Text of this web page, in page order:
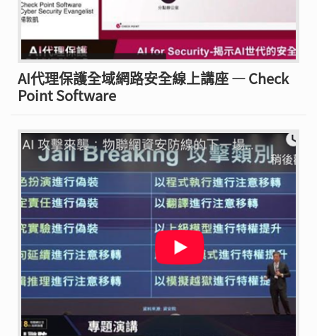
AI代理保護全域網路安全線上講座 — Check
Point Software